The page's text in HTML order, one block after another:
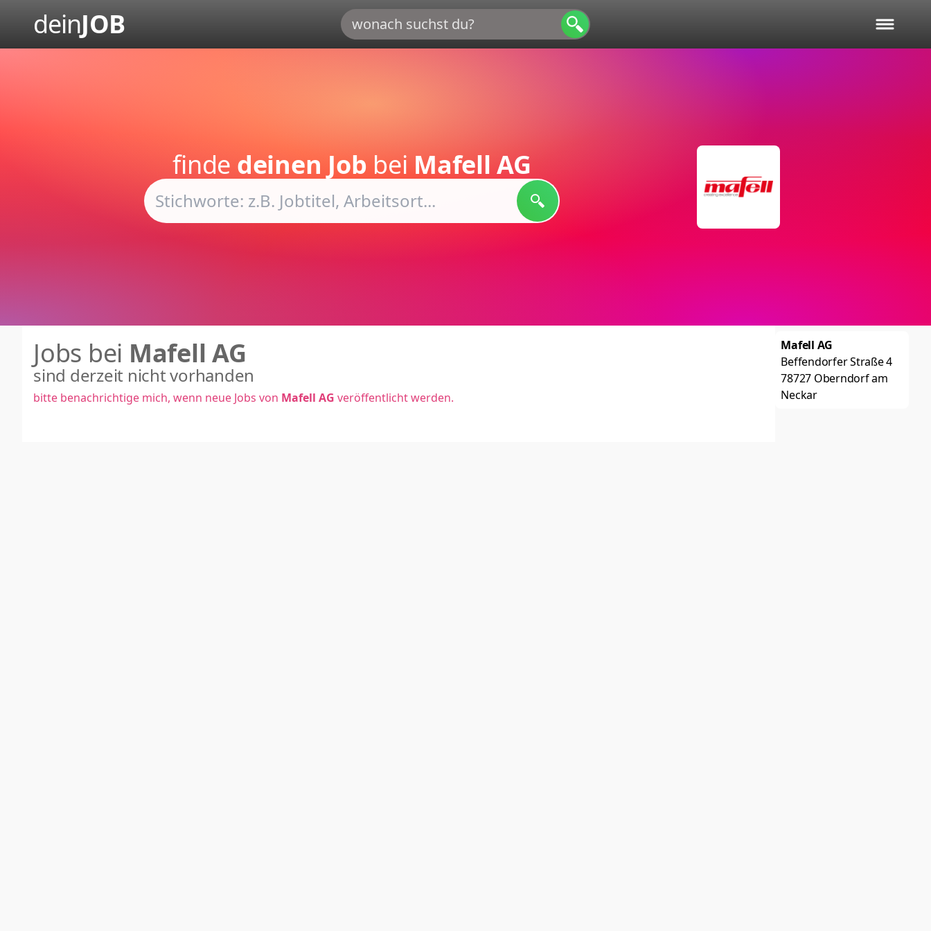
deinJOB
finde deinen Job beiMafell AG
Mafell AG
Beffendorfer Straße 4
78727 Oberndorf am
Neckar
Jobs bei Mafell AG
sind derzeit nicht vorhanden
bitte benachrichtige mich, wenn neue Jobs von Mafell AG veröffentlicht werden.